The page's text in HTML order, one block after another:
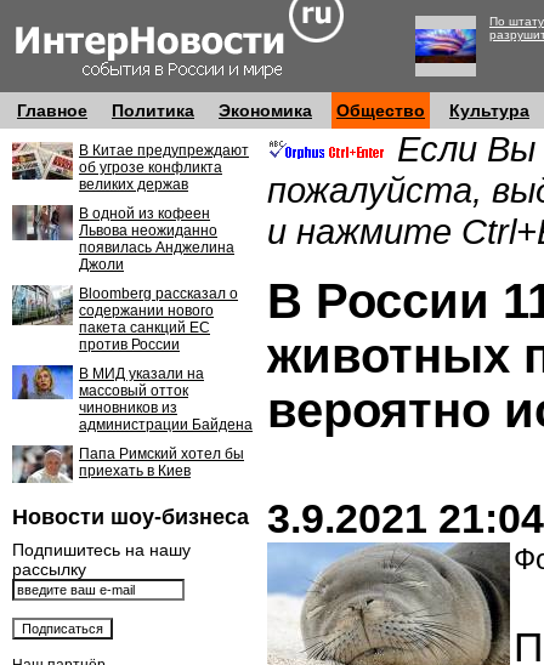
По
Главное Политика Экономика Общество Культура
В Китае предупреждают
об угрозе конфликта
великих держав
В одной из кофеен
Львова неожиданно
появилась Анджелина
Джоли
Bloomberg рассказал о
содержании нового
пакета санкций ЕС
против России
В МИД указали на
массовый отток
чиновников из
администрации Байдена
Папа Римский хотел бы
приехать в Киев
Новости шоу-бизнеса
Подпишитесь на нашу
рассылку
Если Вы
пожалуйста,
и нажмите
В России
животных
вероятно
3.9.2021 21:04